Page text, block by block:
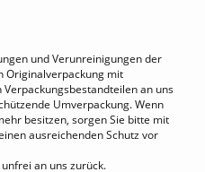
und Verunreinigungen der
Originalverpackung mit
an uns
Umverpackung. Wenn
besitzen, sorgen Sie bitte mit
ausreichenden Schutz vor
an uns zurück.